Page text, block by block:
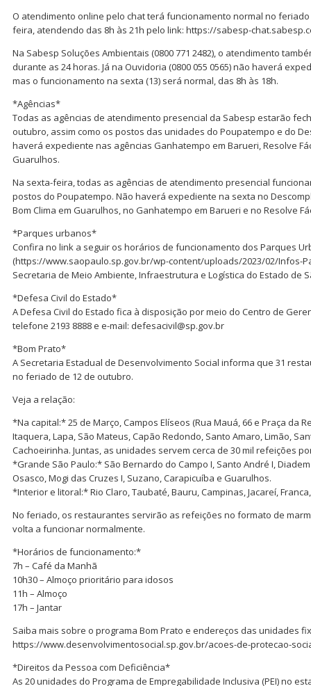
O atendimento online pelo chat terá funcionamento normal no
feira, atendendo das 8h às 21h pelo link: https://sabesp-
Na Sabesp Soluções Ambientais (0800 771 2482), o atendimento
durante as 24 horas. Já na Ouvidoria (0800 055 0565) não haverá
mas o funcionamento na sexta (13) será normal, das 8h às 18h.
*Agências*
Todas as agências de atendimento presencial da Sabesp estarão
outubro, assim como os postos das unidades do Poupatempo e do
haverá expediente nas agências Ganhatempo em Barueri, Resolve
Guarulhos.
Na sexta-feira, todas as agências de atendimento presencial
postos do Poupatempo. Não haverá expediente na sexta no
Bom Clima em Guarulhos, no Ganhatempo em Barueri e no Resolve
*Parques urbanos*
Confira no link a seguir os horários de funcionamento dos Parques
(https://www.saopaulo.sp.gov.br/wp-content/uploads/2023/02/Infos-
Secretaria de Meio Ambiente, Infraestrutura e Logística do Estado de
*Defesa Civil do Estado*
A Defesa Civil do Estado fica à disposição por meio do Centro de
telefone 2193 8888 e e-mail: defesacivil@sp.gov.br
*Bom Prato*
A Secretaria Estadual de Desenvolvimento Social informa que 31
no feriado de 12 de outubro.
Veja a relação:
*Na capital:* 25 de Março, Campos Elíseos (Rua Mauá, 66 e Praça da
Itaquera, Lapa, São Mateus, Capão Redondo, Santo Amaro, Limão,
Cachoeirinha. Juntas, as unidades servem cerca de 30 mil refeições
*Grande São Paulo:* São Bernardo do Campo I, Santo André I,
Osasco, Mogi das Cruzes I, Suzano, Carapicuíba e Guarulhos.
*Interior e litoral:* Rio Claro, Taubaté, Bauru, Campinas, Jacareí,
No feriado, os restaurantes servirão as refeições no formato de
volta a funcionar normalmente.
*Horários de funcionamento:*
7h – Café da Manhã
10h30 – Almoço prioritário para idosos
11h – Almoço
17h – Jantar
Saiba mais sobre o programa Bom Prato e endereços das unidades
https://www.desenvolvimentosocial.sp.gov.br/acoes-de-protecao-
*Direitos da Pessoa com Deficiência*
As 20 unidades do Programa de Empregabilidade Inclusiva (PEI) no